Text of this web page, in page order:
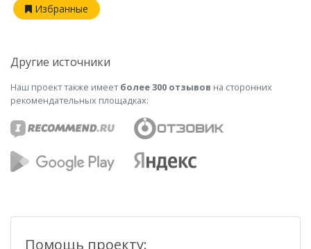
Избранные
Другие источники
Наш проект также имеетболее 300 отзывов на сторонних
рекомендательных площадках:
Помощь проекту: